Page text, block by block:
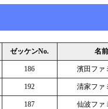
ゼッケンNo. 名前
186 濱田ファ
192 清家ファ
187 仙波ファ